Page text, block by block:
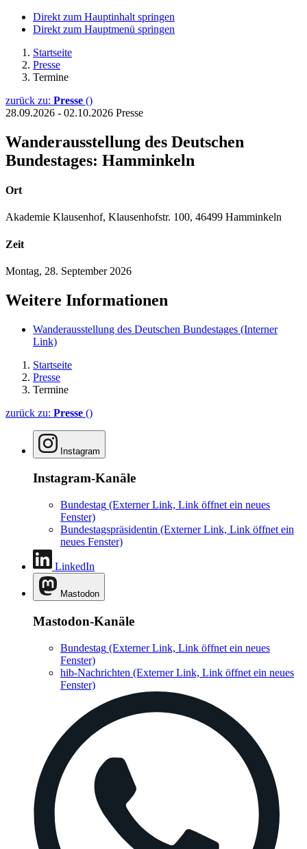
Direkt zum Hauptinhalt springen
Direkt zum Hauptmenü springen
Startseite
Presse
Termine
zurück zu: Presse ()
28.09.2026 - 02.10.2026 Presse
Wanderausstellung des Deutschen
Bundestages: Hamminkeln
Ort
Akademie Klausenhof, Klausenhofstr. 100, 46499 Hamminkeln
Zeit
Montag, 28. September 2026
Weitere Informationen
Wanderausstellung des Deutschen Bundestages (Interner
Link)
Startseite
Presse
Termine
zurück zu: Presse ()
Instagram
Instagram-Kanäle
Bundestag (Externer Link, Link öffnet ein neues
Fenster)
Bundestagspräsidentin (Externer Link, Link öffnet ein
neues Fenster)
LinkedIn
Mastodon
Mastodon-Kanäle
Bundestag (Externer Link, Link öffnet ein neues
Fenster)
hib-Nachrichten (Externer Link, Link öffnet ein neues
Fenster)